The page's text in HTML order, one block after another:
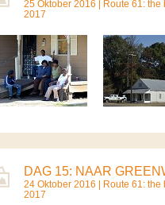
25 Oktober 2016 | Route 61: the
2017
DAG 15: NAAR
24 Oktober 2016 | Route 61: the
2017